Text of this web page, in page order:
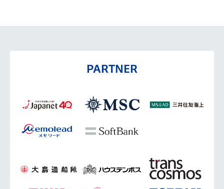
PARTNER